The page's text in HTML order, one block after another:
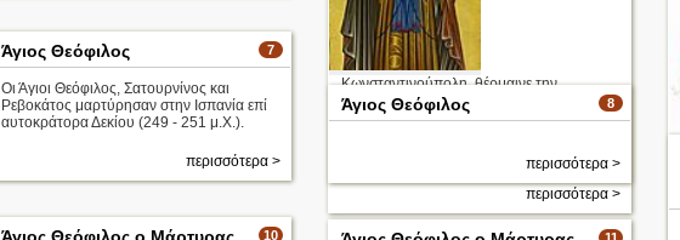
Κωνσταντινούπολη, θέρμαινε την
καρτεροψυχία των ορθοδόξων, και ήλεγχε
την πλάνη των ...
περισσότερα >
7
Άγιος Θεόφιλος
Οι Άγιοι Θεόφιλος, Σατουρνίνος και
Ρεβοκάτος μαρτύρησαν στην Ισπανία επί
αυτοκράτορα Δεκίου (249 - 251 μ.Χ.).
περισσότερα >
8
Άγιος Θεόφιλος
περισσότερα >
10